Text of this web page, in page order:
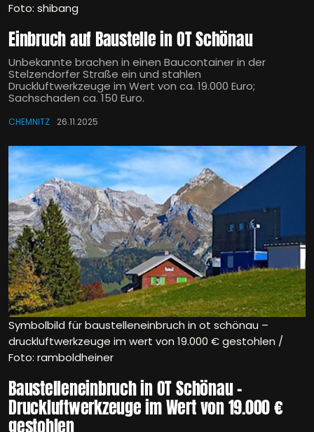
Foto: shibang
Einbruch auf Baustelle in OT Schönau
Unbekannte brachen in einen Baucontainer in der
Stelzendorfer Straße ein und stahlen
Druckluftwerkzeuge im Wert von ca. 19.000 Euro;
Sachschaden ca. 150 Euro.
CHEMNITZ 26.11.2025
Symbolbild für baustelleneinbruch in ot schönau –
druckluftwerkzeuge im wert von 19.000 € gestohlen /
Foto: ramboldheiner
Baustelleneinbruch in OT Schönau –
Druckluftwerkzeuge im Wert von 19.000 €
gestohlen